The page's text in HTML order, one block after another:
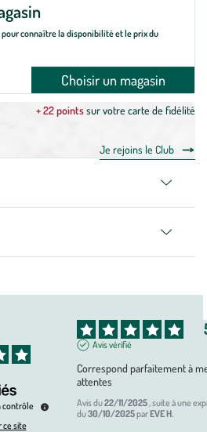
pour connaître la disponibilité et le prix du
Choisir un magasin
+ 22 pointssur votre carte de fidélité
Je rejoins le Club
contrôle
ce site
Avis vérifié
Correspond parfaitement à
attentes
Avis du22/11/2025, suite à une
du30/10/2025parEVE H.